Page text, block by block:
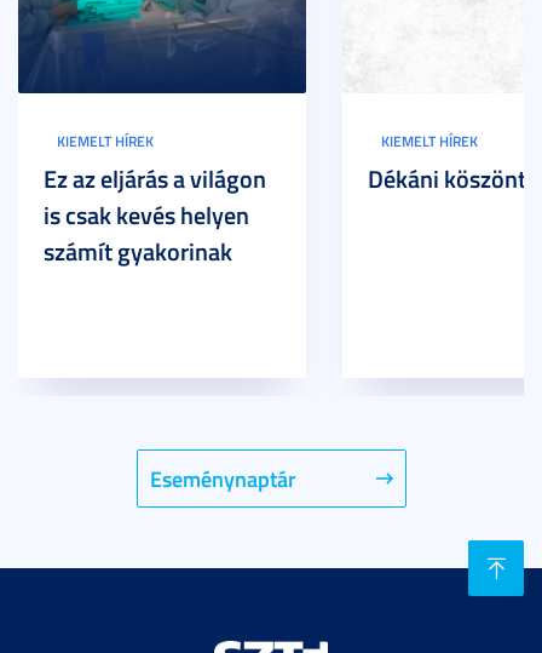
Eseménynaptár
KIEMELT HÍREK
Ez az eljárás a világon
is csak kevés helyen
számít gyakorinak
KIEMELT HÍREK
Dékáni köszöntő